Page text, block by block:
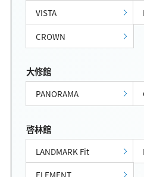
VISTA
CROWN
大修館
PANORAMA
啓林館
LANDMARK Fit